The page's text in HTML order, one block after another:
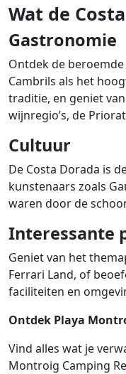
Wat de
Gastronomie
Ontdek de
Cambrils als het
traditie, en geniet
wijnregio’s, de
Cultuur
De Costa Dorada is
kunstenaars zoals
waren door de
Interessante
Geniet van het
Ferrari Land, of
faciliteiten en
Ontdek Playa
Vind alles wat je
Montroig Camping